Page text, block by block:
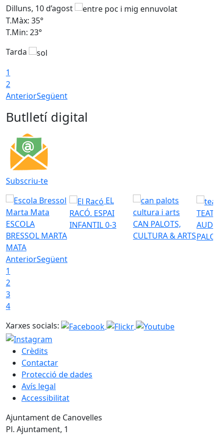
Dilluns, 10 d’agost
T.Màx: 35°
T.Min: 23°
Tarda
1
2
AnteriorSegüent
Butlletí digital
Subscriu-te
ESCOLA
BRESSOL MARTA
MATA
EL
RACÓ. ESPAI
INFANTIL 0-3
CAN PALOTS,
CULTURA & ARTS
AnteriorSegüent
1
2
3
4
Xarxes socials:
Crèdits
Contactar
Protecció de dades
Avís legal
Accessibilitat
Ajuntament de Canovelles
Pl. Ajuntament, 1